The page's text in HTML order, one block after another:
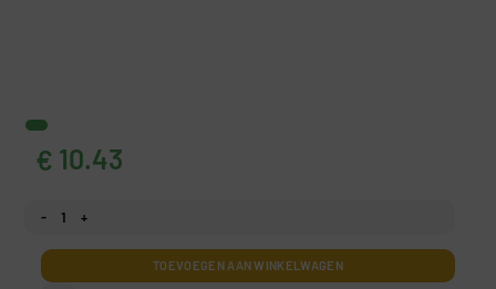
€ 10.43
TOEVOEGEN AAN WINKELWAGEN